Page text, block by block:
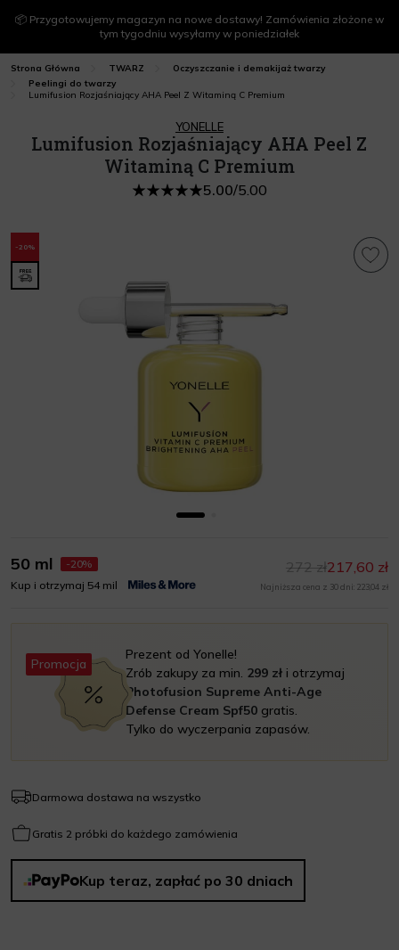
📦 Przygotowujemy magazyn na nowe dostawy! Zamówienia złożone w
tym tygodniu wysyłamy w poniedziałek
Strona Główna TWARZ
Oczyszczanie i demakijaż twarzy
Peelingi do twarzy
Lumifusion Rozjaśniający AHA Peel Z Witaminą C Premium
YONELLE
Lumifusion Rozjaśniający AHA Peel Z
Witaminą C Premium
5.00/5.00
-20%
50 ml
-20%
Kup i otrzymaj 54 mil
217,60 zł
272 zł
Najniższa cena z 30 dni: 223,04 zł
Promocja
Prezent od Yonelle!
Zrób zakupy za min. 299 zł i otrzymaj
Photofusion Supreme Anti-Age
Defense Cream Spf50 gratis.
Tylko do wyczerpania zapasów.
Darmowa dostawa na wszystko
Gratis 2 próbki do każdego zamówienia
Kup teraz, zapłać po 30 dniach